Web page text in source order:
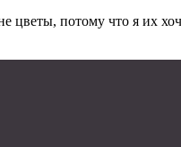
потому что я их